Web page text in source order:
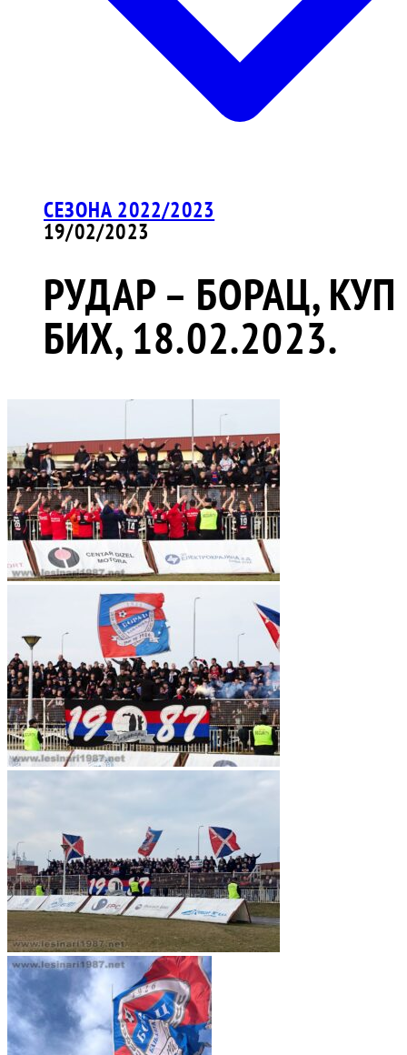
СЕЗОНА 2022/2023
19/02/2023
РУДАР – БОРАЦ, КУП
БИХ, 18.02.2023.